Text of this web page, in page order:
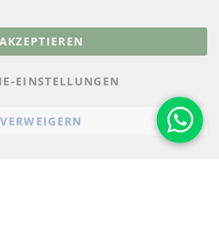
AKZEPTIEREN
EINSTELLUNGEN
VERWEIGERN